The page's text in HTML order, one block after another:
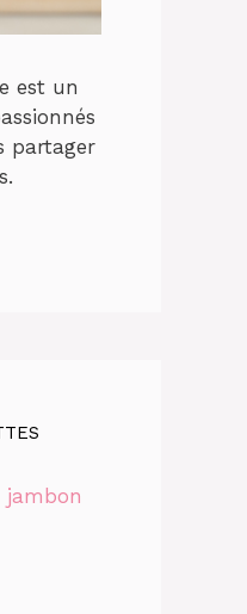
est un
partager
jambon